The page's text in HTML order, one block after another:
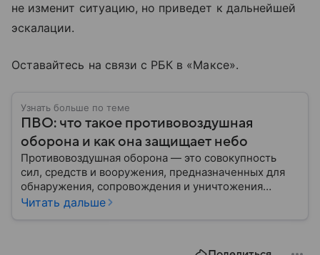
не изменит ситуацию, но приведет к дальнейшей
эскалации.
Оставайтесь на связи с РБК в «Максе».
Узнать больше по теме
ПВО: что такое противовоздушная
оборона и как она защищает небо
Противовоздушная оборона — это совокупность
сил, средств и вооружения, предназначенных для
обнаружения, сопровождения и уничтожения
средств воздушного нападения. Современные
Читать дальше